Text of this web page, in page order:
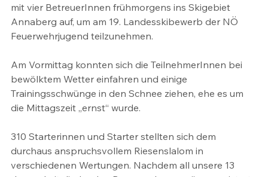
mit vier BetreuerInnen frühmorgens ins Skigebiet
Annaberg auf, um am 19. Landesskibewerb der NÖ
Feuerwehrjugend teilzunehmen.
Am Vormittag konnten sich die TeilnehmerInnen bei
bewölktem Wetter einfahren und einige
Trainingsschwünge in den Schnee ziehen, ehe es um
die Mittagszeit „ernst“ wurde.
310 Starterinnen und Starter stellten sich dem
durchaus anspruchsvollem Riesenslalom in
verschiedenen Wertungen. Nachdem all unsere 13